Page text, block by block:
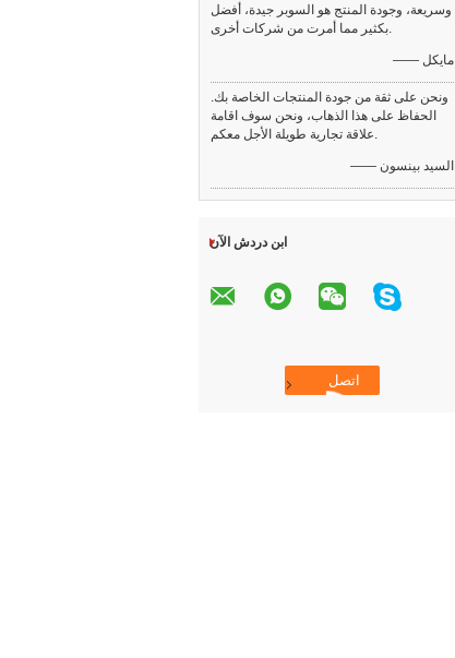
وسريعة، وجودة المنتج هو السوبر جيدة، أفضل
بكثير مما أمرت من شركات أخرى.
—— مايكل
ونحن على ثقة من جودة المنتجات الخاصة بك.
الحفاظ على هذا الذهاب، ونحن سوف اقامة
علاقة تجارية طويلة الأجل معكم.
—— السيد بينسون
ابن دردش الآن